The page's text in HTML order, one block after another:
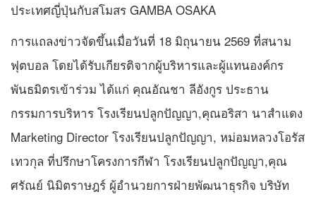
ประเทศญี่ปุ่นกับสโมสร GAMBA OSAKA
การแถลงข่าวจัดขึ้นเมื่อวันที่ 18 มิถุนายน 2569 ที่สนาม
ฟุตบอล โดยได้รับเกียรติจากผู้บริหารและผู้แทนองค์กร
พันธมิตรเข้าร่วม ได้แก่ คุณอัณชา ลีอังกูร ประธาน
กรรมการบริหาร โรงเรียนปลูกปัญญา,คุณอริสา นาสำแดง
Marketing Director โรงเรียนปลูกปัญญา, หม่อมหลวงโอรัส
เทวกุล ที่ปรึกษาโครงการกีฬา โรงเรียนปลูกปัญญา,คุณ
ศรัณย์ นิมิตราษฎร์ ผู้อำนวยการฝ่ายพัฒนาธุรกิจ บริษัท